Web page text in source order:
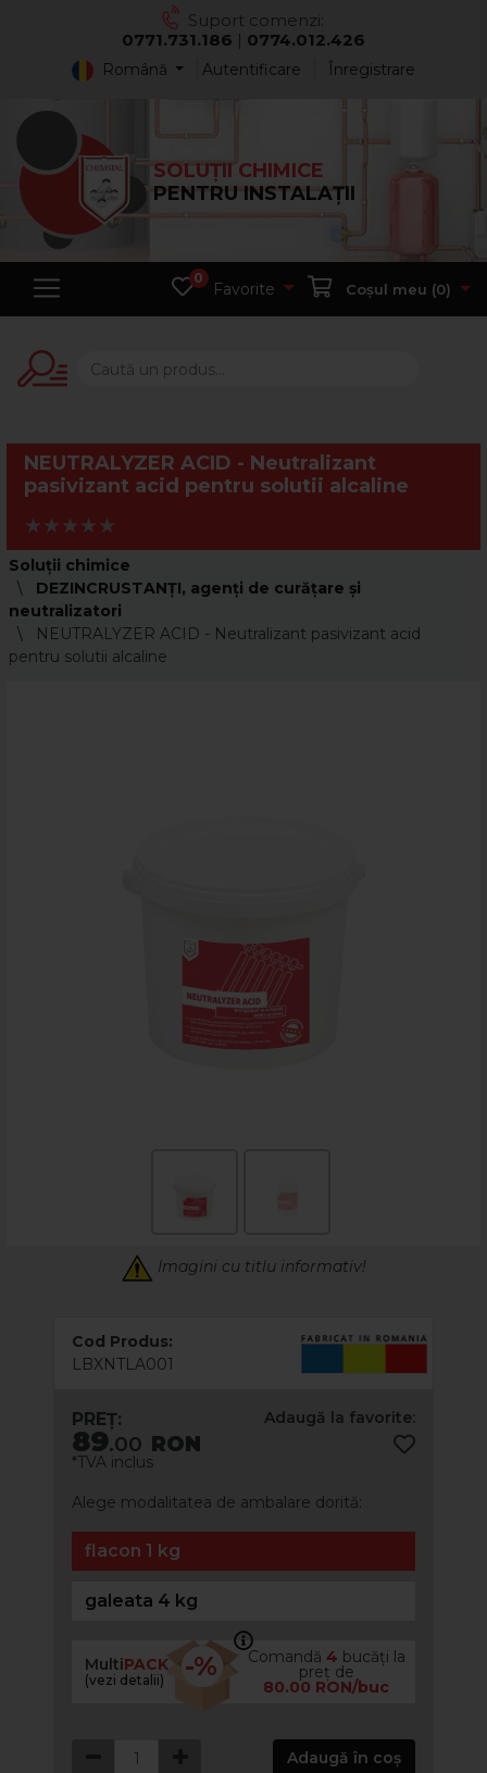
Suport comenzi:
0771.731.186 | 0774.012.426
Română Autentificare Înregistrare
SOLUȚII CHIMICE
PENTRU INSTALAȚII
0
Favorite Coșul meu (0)
NEUTRALYZER ACID - Neutralizant
pasivizant acid pentru solutii alcaline
Soluții chimice
DEZINCRUSTANŢI, agenţi de curăţare şi
neutralizatori
NEUTRALYZER ACID - Neutralizant pasivizant acid
pentru solutii alcaline
Imagini cu titlu informativ!
Cod Produs:
LBXNTLA001
Adaugă la favorite:
PREȚ:
89.00 RON
*TVA inclus
Alege modalitatea de ambalare dorită:
flacon 1 kg
galeata 4 kg
MultiPACK
(vezi detalii) -% Comandă 4 bucăți la
preț de
80.00 RON/buc
Adaugă în coș